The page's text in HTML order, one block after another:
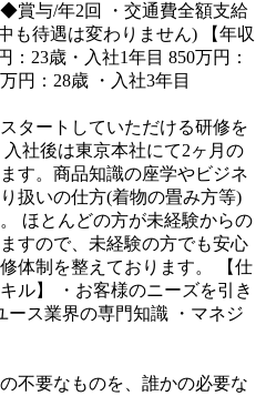
◆賞与/年2回
・交通費全額支給
も待遇は変わりません)
【年収
：23歳・入社1年目 850万円：
円：28歳 ・入社3年目
タートしていただける研修を
入社後は東京本社にて2ヶ月の
す。商品知識の座学やビジネ
扱いの仕方(着物の畳み方等)
ほとんどの方が未経験からの
すので、未経験の方でも安心
体制を整えております。
【仕
ル】
・お客様のニーズを引き
ース業界の専門知識
・マネジ
不要なものを、誰かの必要な